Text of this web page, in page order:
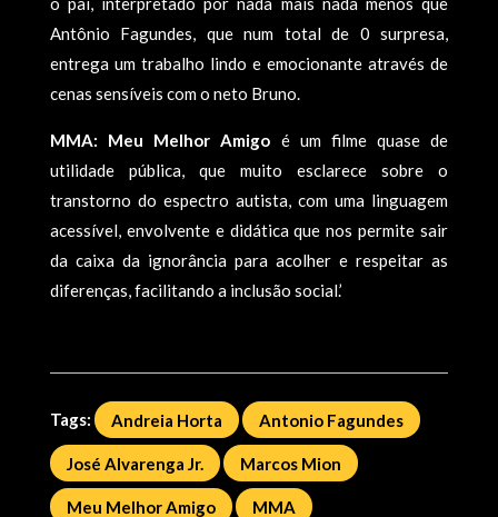
Antônio Fagundes, que num total de 0 surpresa,
entrega um trabalho lindo e emocionante através de
cenas sensíveis com o neto Bruno.
MMA: Meu Melhor Amigo é um filme quase de
utilidade pública, que muito esclarece sobre o
transtorno do espectro autista, com uma linguagem
acessível, envolvente e didática que nos permite sair
da caixa da ignorância para acolher e respeitar as
diferenças, facilitando a inclusão social.’
Tags: Andreia Horta Antonio Fagundes
José Alvarenga Jr. Marcos Mion
Meu Melhor Amigo MMA